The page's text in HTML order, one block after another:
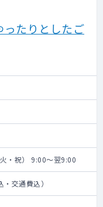
ったりとしたご
・祝） 9:00～翌9:00
交通費込）